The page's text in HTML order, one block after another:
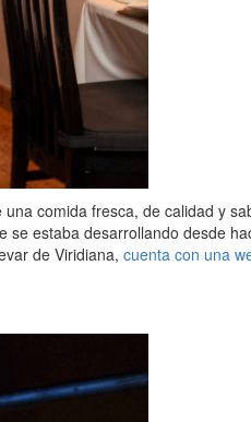
comida fresca, de calidad y
estaba desarrollando desde
de Viridiana, cuenta con una